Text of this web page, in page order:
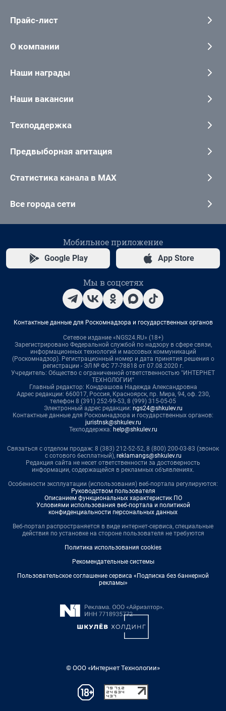
Прайс-лист
О компании
Наши награды
Наши вакансии
Техподдержка
Предвыборная агитация
Статистика канала в MAX
Все города сети
Мобильное приложение
Google Play App Store
Мы в соцсетях
Контактные данные для Роскомнадзора и государственных органов
Сетевое издание «NGS24.RU» (18+)
Зарегистрировано Федеральной службой по надзору в сфере связи,
информационных технологий и массовых коммуникаций
(Роскомнадзор). Регистрационный номер и дата принятия решения о
регистрации - ЭЛ № ФС 77-78818 от 07.08.2020 г.
Учредитель: Общество с ограниченной ответственностью "ИНТЕРНЕТ
ТЕХНОЛОГИИ"
Главный редактор: Кондрашова Надежда Александровна
Адрес редакции: 660017, Россия, Красноярск, пр. Мира, 94, оф. 230,
телефон 8 (391) 252-99-53, 8 (999) 315-05-05
Электронный адрес редакции: ngs24@shkulev.ru
Контактные данные для Роскомнадзора и государственных органов:
juristnsk@shkulev.ru
Техподдержка: help@shkulev.ru
Связаться с отделом продаж: 8 (383) 212-52-52, 8 (800) 200-03-83 (звонок
с сотового бесплатный), reklamangs@shkulev.ru
Редакция сайта не несет ответственности за достоверность
информации, содержащейся в рекламных объявлениях.
Особенности эксплуатации (использования) веб-портала регулируются:
Руководством пользователя
Описанием функциональных характеристик ПО
Условиями использования веб-портала и политикой
конфиденциальности персональных данных
Веб-портал распространяется в виде интернет-сервиса, специальные
действия по установке на стороне пользователя не требуются
Политика использования cookies
Рекомендательные системы
Пользовательское соглашение сервиса «Подписка без баннерной
рекламы»
© ООО «Интернет Технологии»